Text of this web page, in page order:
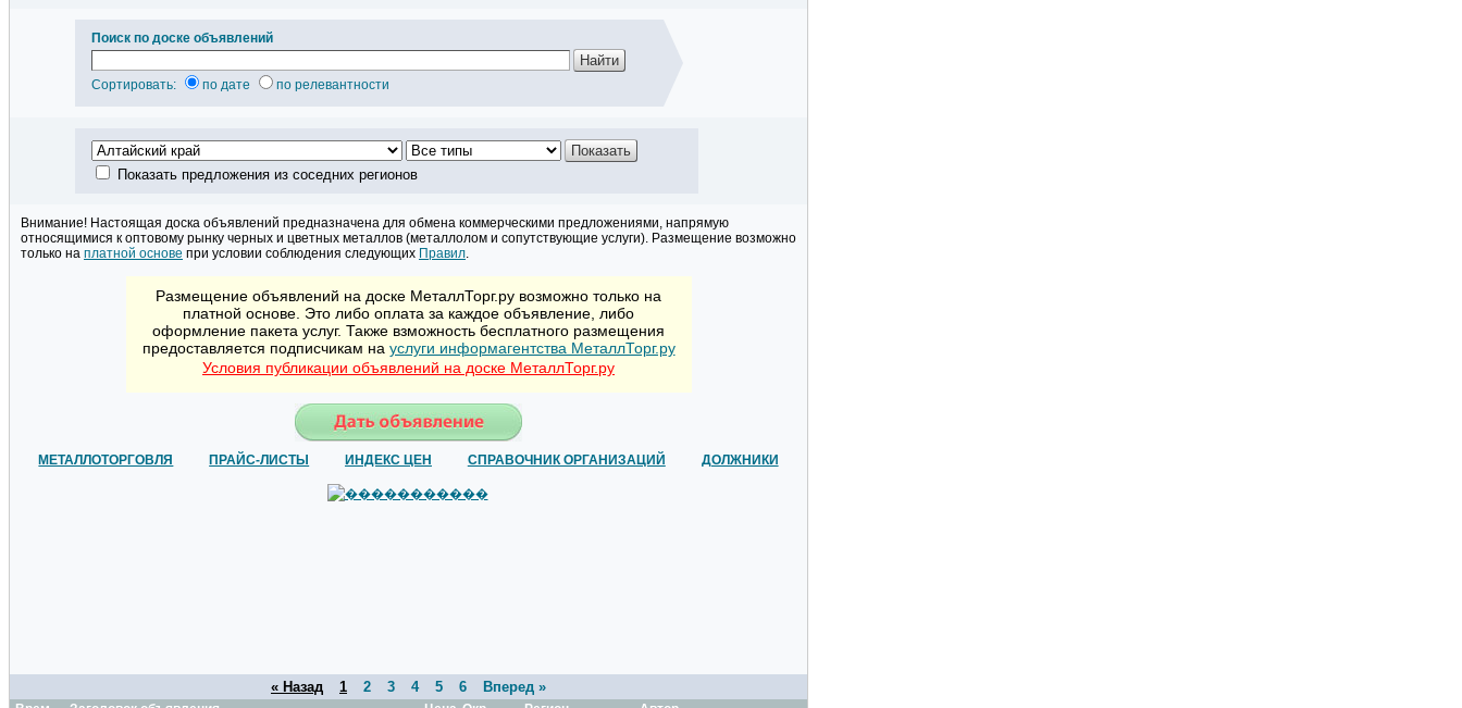
Поиск по доске объявлений
Сортировать: по дате по релевантности
Показать предложения из соседних регионов
Внимание! Настоящая доска объявлений предназначена для обмена коммерческими предложениями, напрямую
относящимися к оптовому рынку черных и цветных металлов (металлолом и сопутствующие услуги). Размещение возможно
только на платной основе при условии соблюдения следующих Правил.
Размещение объявлений на доске МеталлТорг.ру возможно только на
платной основе. Это либо оплата за каждое объявление, либо
оформление пакета услуг. Также взможность бесплатного размещения
предоставляется подписчикам на услуги информагентства МеталлТорг.ру
Условия публикации объявлений на доске МеталлТорг.ру
МЕТАЛЛОТОРГОВЛЯ ПРАЙС-ЛИСТЫ ИНДЕКС ЦЕН СПРАВОЧНИК ОРГАНИЗАЦИЙ ДОЛЖНИКИ
« Назад 1 2 3 4 5 6 Вперед »